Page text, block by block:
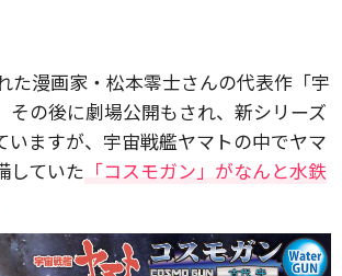
た漫画家・松本零士さんの代表作「宇
その後に劇場公開もされ、新シリーズ
いますが、宇宙戦艦ヤマトの中でヤマ
していた 「コスモガン」がなんと水鉄